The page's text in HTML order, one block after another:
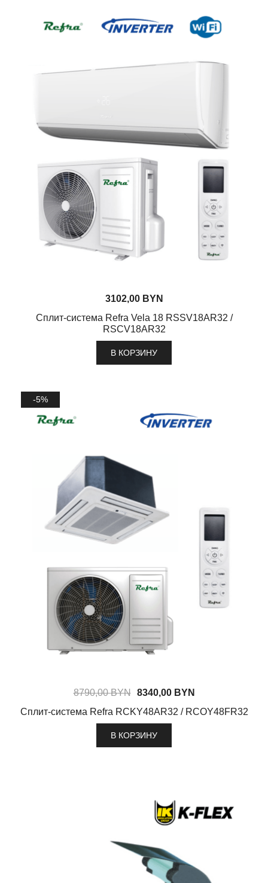
3102,00 BYN
Сплит-система Refra Vela 18 RSSV18AR32 /
RSCV18AR32
В КОРЗИНУ
-5%
8790,00BYN 8340,00 BYN
Сплит-система Refra RCKY48AR32 / RCOY48FR32
В КОРЗИНУ